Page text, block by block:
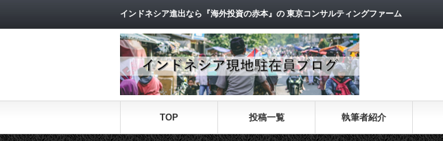
インドネシア進出なら『海外投資の赤本』の 東京コンサルティングファーム
TOP 投稿一覧 執筆者紹介